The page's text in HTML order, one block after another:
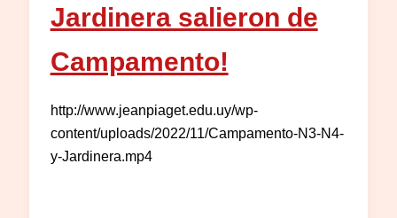
Jardinera salieron de
Campamento!
http://www.jeanpiaget.edu.uy/wp-
content/uploads/2022/11/Campamento-N3-N4-
y-Jardinera.mp4